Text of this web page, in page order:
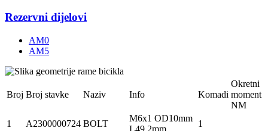
Rezervni dijelovi
AM0
AM5
Broj Broj stavke Naziv Info Komadi
Okretni
moment
NM
1
A2300000724 BOLT
M6x1 OD10mm
L49.2mm
1